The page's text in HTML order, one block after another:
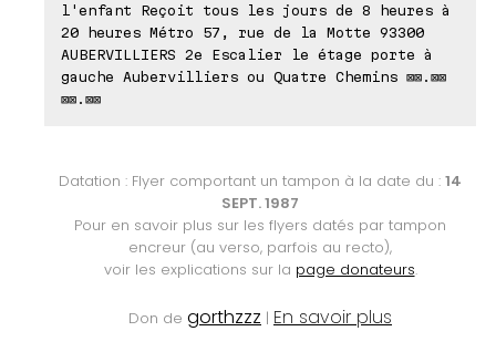
l'enfant Reçoit tous les jours de 8 heures à
20 heures Métro 57, rue de la Motte 93300
AUBERVILLIERS 2e Escalier le étage porte à
gauche Aubervilliers ou Quatre Chemins ⊠⊠.⊠⊠
⊠⊠.⊠⊠
Datation : Flyer comportant un tampon à la date du : 14
SEPT. 1987
Pour en savoir plus sur les flyers datés par tampon
encreur (au verso, parfois au recto),
voir les explications sur la page donateurs.
Don de gorthzzz | En savoir plus